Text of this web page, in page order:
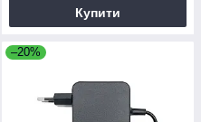
Купити
–20%